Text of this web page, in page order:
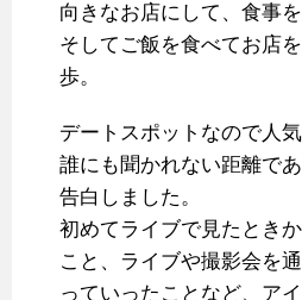
向きなお店にして、食事
そしてご飯を食べてお店
歩。
デートスポットなので人
誰にも聞かれない距離で
告白しました。
初めてライブで見たとき
こと、ライブや撮影会を
っていったことなど、ア